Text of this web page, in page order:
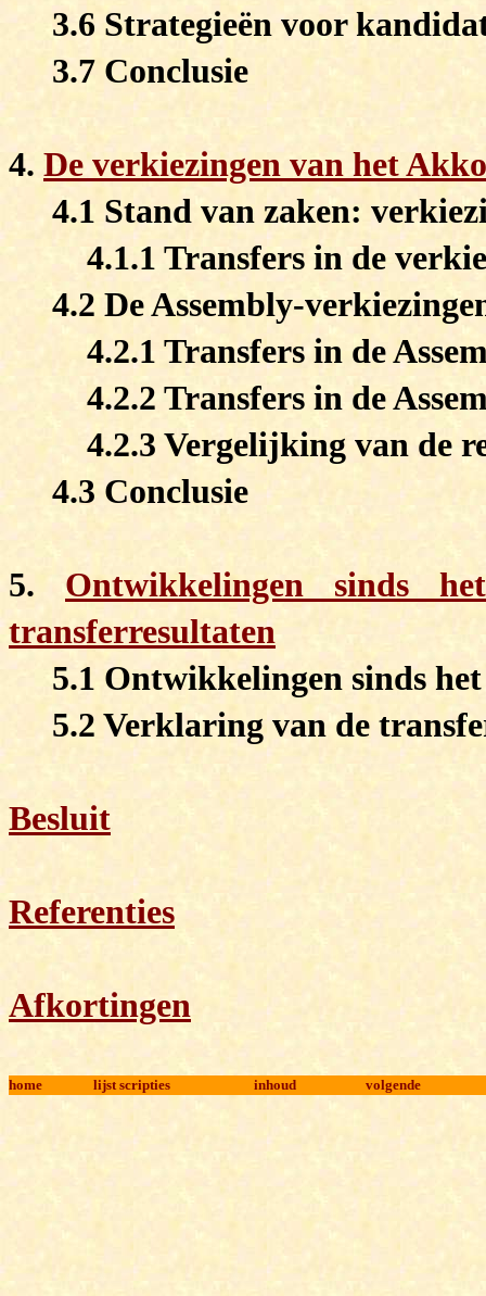
3.6 Strategieën voor
3.7 Conclusie
4. De verkiezingen van het
4.1 Stand van zaken:
4.1.1 Transfers in de
4.2 De Assembly-
4.2.1 Transfers in de
4.2.2 Transfers in de
4.2.3 Vergelijking van de
4.3 Conclusie
5. Ontwikkelingen sinds
transferresultaten
5.1 Ontwikkelingen sinds
5.2 Verklaring van de
Besluit
Referenties
Afkortingen
home lijst scripties inhoud volgende